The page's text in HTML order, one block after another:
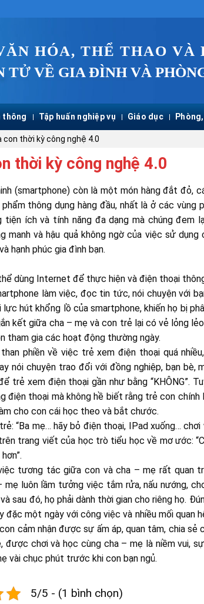
HÓA, THỂ THAO VÀ
TỬ VỀ GIA ĐÌNH VÀ
thông Tập huấn nghiệp vụ Giáo dục
con thời kỳ công nghệ 4.0
thời kỳ công nghệ 4.0
(smartphone) còn là một món hàng đắt đỏ,
thông dụng hàng đầu, nhất là ở các vùng
ích và tính năng đa dạng mà chúng đem
và hậu quả không ngờ của việc sử dụng
hạnh phúc gia đình bạn.
dùng Internet để thực hiện và điện thoại
làm việc, đọc tin tức, nói chuyện với
hút khổng lồ của smartphone, khiến họ bị
kết giữa cha – mẹ và con trẻ lại có vẻ lỏng
tham gia các hoạt động thường ngày.
phiền về việc trẻ xem điện thoại quá
nói chuyện trao đổi với đồng nghiệp, bạn bè,
xem điện thoại gần như bằng “KHÔNG”.
điện thoại mà không hề biết rằng trẻ con chính
cho con cái học theo và bắt chước.
“Ba mẹ… hãy bỏ điện thoại, IPad xuống…
trang viết của học trò tiểu học về mơ ước:
tương tác giữa con và cha – mẹ rất quan
mẹ luôn lầm tưởng việc tắm rửa, nấu nướng,
sau đó, họ phải dành thời gian cho riêng họ.
một ngày với công việc và nhiều mối quan
cảm nhận được sự ấm áp, quan tâm, chia sẻ
chơi và học cùng cha – mẹ là niềm vui,
vài chục phút trước khi con bạn ngủ.
5/5 - (1 bình chọn)